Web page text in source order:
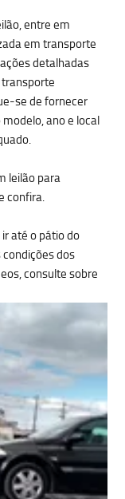
entre em
em transporte
detalhadas
se de fornecer
ano e local
leilão para
confira.
até o pátio do
dos
consulte sobre